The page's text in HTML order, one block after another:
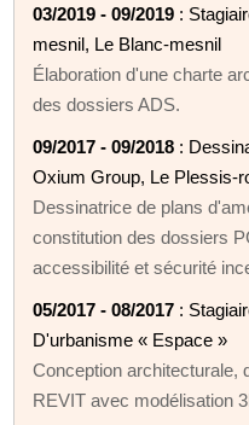
03/2019 - 09/2019 :
mesnil, Le Blanc-mesnil
Élaboration d'une charte
des dossiers ADS.
09/2017 - 09/2018 :
Oxium Group, Le Plessis-
Dessinatrice de plans
constitution des dossiers
accessibilité et sécurité
05/2017 - 08/2017 :
D'urbanisme « Espace »
Conception architecturale,
REVIT avec modélisation